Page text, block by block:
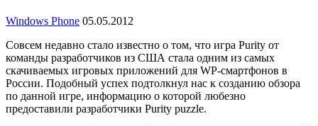
Windows Phone 05.05.2012
Совсем недавно стало известно о том, что игра Purity от
команды разработчиков из США стала одним из самых
скачиваемых игровых приложений для WP-смартфонов в
России. Подобный успех подтолкнул нас к созданию обзора
по данной игре, информацию о которой любезно
предоставили разработчики Purity puzzle.